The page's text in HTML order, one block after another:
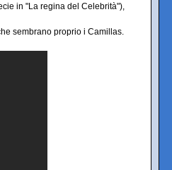
in "La regina del Celebrità"),
sembrano proprio i Camillas.